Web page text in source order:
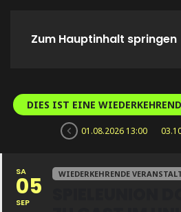
Zum Hauptinhalt springen
DIES IST EINE
01.08.2026 13:00
SA
05
SEP
WIEDERKEHRENDE